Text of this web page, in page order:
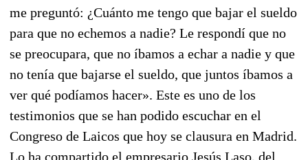
me preguntó: ¿Cuánto me tengo que bajar el sueldo
para que no echemos a nadie? Le respondí que no
se preocupara, que no íbamos a echar a nadie y que
no tenía que bajarse el sueldo, que juntos íbamos a
ver qué podíamos hacer». Este es uno de los
testimonios que se han podido escuchar en el
Congreso de Laicos que hoy se clausura en Madrid.
Lo ha compartido el empresario Jesús Laso, del